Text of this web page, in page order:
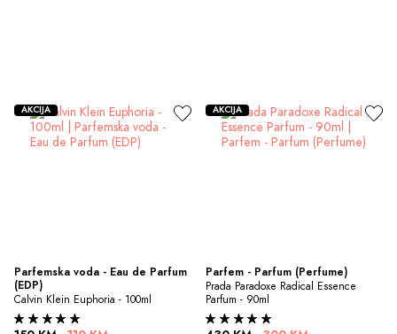
Parfemska voda - Eau de Parfum
(EDP)
Calvin Klein Euphoria - 100ml
AKCIJA
Parfem - Parfum (Perfume)
Prada Paradoxe Radical Essence
Parfum - 90ml
AKCIJA